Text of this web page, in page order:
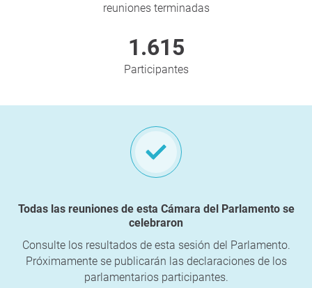
reuniones terminadas
1.615
Participantes
Todas las reuniones de esta Cámara del Parlamento se
celebraron
Consulte los resultados de esta sesión del Parlamento.
Próximamente se publicarán las declaraciones de los
parlamentarios participantes.